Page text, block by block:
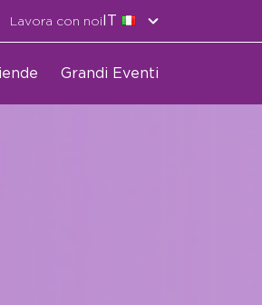
Lavora con noiIT
Grandi Eventi